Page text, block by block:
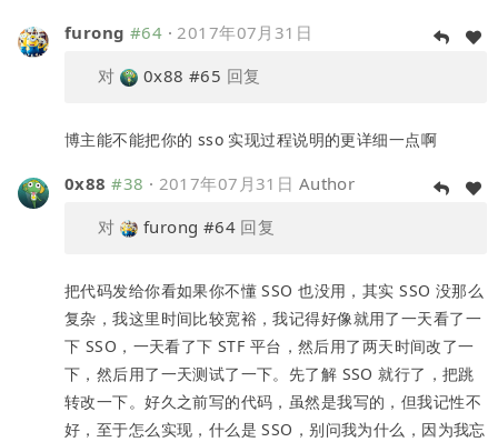
furong #64 ·2017年07月31日
对
0x88 #65 回复
博主能不能把你的 sso 实现过程说明的更详细一点啊
0x88 #38 · 2017年07月31日 Author
对
furong #64 回复
把代码发给你看如果你不懂 SSO 也没用，其实 SSO 没那么
复杂，我这里时间比较宽裕，我记得好像就用了一天看了一
下 SSO，一天看了下 STF 平台，然后用了两天时间改了一
下，然后用了一天测试了一下。先了解 SSO 就行了，把跳
转改一下。好久之前写的代码，虽然是我写的，但我记性不
好，至于怎么实现，什么是 SSO，别问我为什么，因为我忘